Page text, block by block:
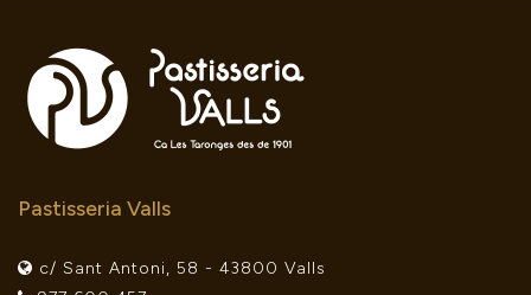
Pastisseria Valls
c/ Sant Antoni, 58 - 43800 Valls